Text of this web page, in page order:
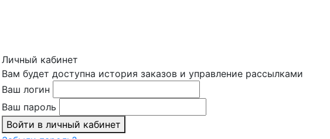
Личный кабинет
Вам будет доступна история заказов и управление рассылками
Ваш логин
Ваш пароль
Войти в личный кабинет